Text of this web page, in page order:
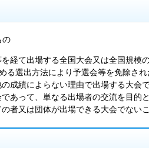
の
経て出場する全国大会又は全国規模
る選出方法により予選会等を免除され
成績によらない理由で出場する大会で
あって、単なる出場者の交流を目的
者又は団体が出場できる大会でないこ